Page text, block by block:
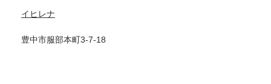
イヒレナ
豊中市服部本町3-7-18